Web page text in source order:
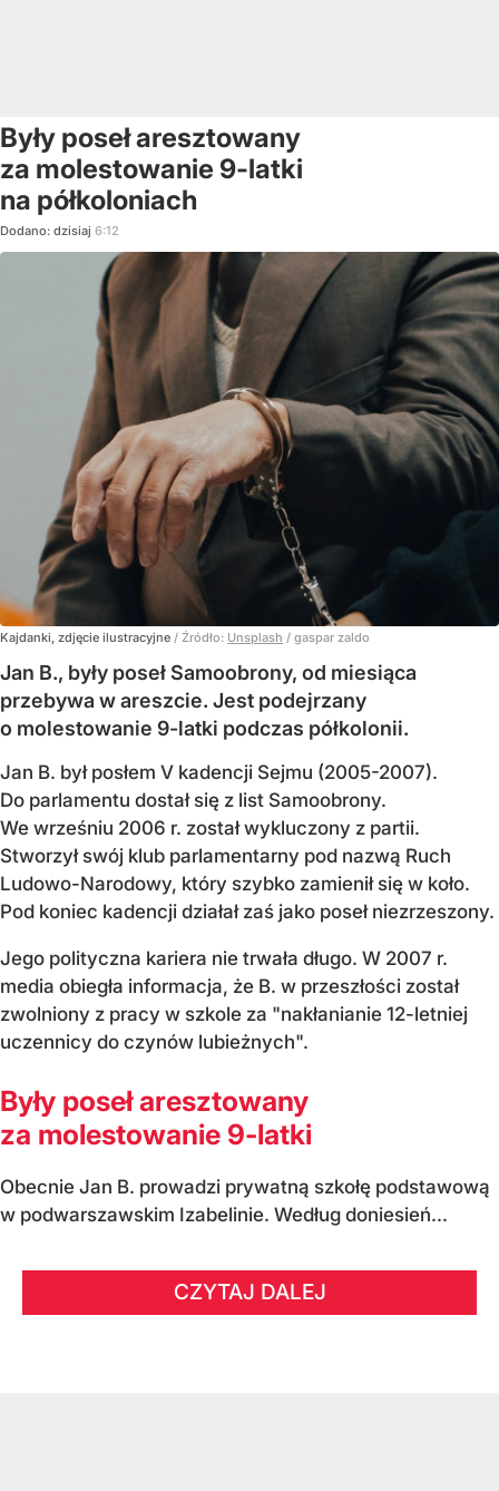
Były poseł aresztowany
za molestowanie 9-latki
na półkoloniach
Dodano: dzisiaj 6:12
Kajdanki, zdjęcie ilustracyjne / Źródło: Unsplash / gaspar zaldo
Jan B., były poseł Samoobrony, od miesiąca
przebywa w areszcie. Jest podejrzany
o molestowanie 9-latki podczas półkolonii.
Jan B. był posłem V kadencji Sejmu (2005-2007).
Do parlamentu dostał się z list Samoobrony.
We wrześniu 2006 r. został wykluczony z partii.
Stworzył swój klub parlamentarny pod nazwą Ruch
Ludowo-Narodowy, który szybko zamienił się w koło.
Pod koniec kadencji działał zaś jako poseł niezrzeszony.
Jego polityczna kariera nie trwała długo. W 2007 r.
media obiegła informacja, że B. w przeszłości został
zwolniony z pracy w szkole za "nakłanianie 12-letniej
uczennicy do czynów lubieżnych".
Były poseł aresztowany
za molestowanie 9-latki
Obecnie Jan B. prowadzi prywatną szkołę podstawową
w podwarszawskim Izabelinie. Według doniesień...
CZYTAJ DALEJ